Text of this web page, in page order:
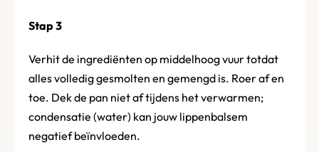
Stap 3
Verhit de ingrediënten op middelhoog vuur totdat
alles volledig gesmolten en gemengd is. Roer af en
toe. Dek de pan niet af tijdens het verwarmen;
condensatie (water) kan jouw lippenbalsem
negatief beïnvloeden.